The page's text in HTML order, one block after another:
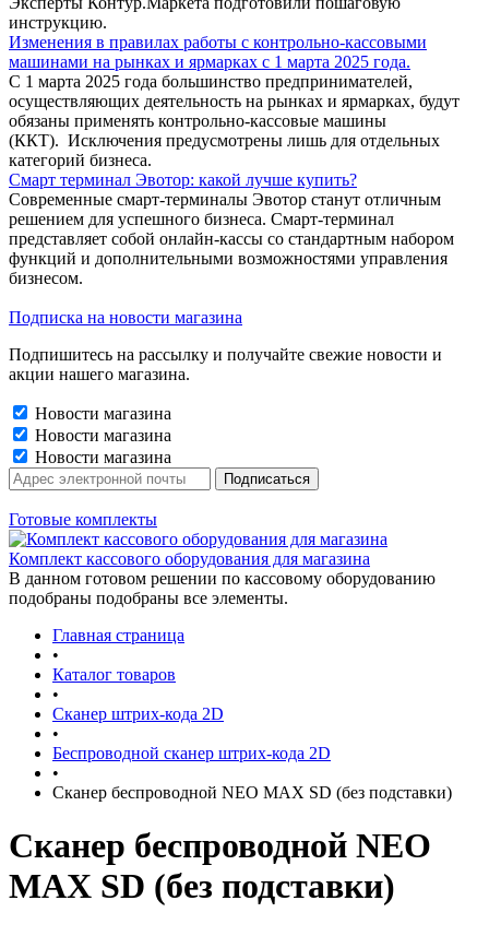
инструкцию.
Изменения в правилах работы с контрольно-кассовыми
машинами на рынках и ярмарках с 1 марта 2025 года.
С 1 марта 2025 года большинство предпринимателей,
осуществляющих деятельность на рынках и ярмарках, будут
обязаны применять контрольно-кассовые машины
(ККТ). Исключения предусмотрены лишь для отдельных
категорий бизнеса.
Смарт терминал Эвотор: какой лучше купить?
Современные смарт-терминалы Эвотор станут отличным
решением для успешного бизнеса. Смарт-терминал
представляет собой онлайн-кассы со стандартным набором
функций и дополнительными возможностями управления
бизнесом.
Подписка на новости магазина
Подпишитесь на рассылку и получайте свежие новости и
акции нашего магазина.
Новости магазина
Новости магазина
Новости магазина
Готовые комплекты
Комплект кассового оборудования для магазина
В данном готовом решении по кассовому оборудованию
подобраны подобраны все элементы.
Главная страница
•
Каталог товаров
•
Сканер штрих-кода 2D
•
Беспроводной сканер штрих-кода 2D
•
Сканер беспроводной NEO MAX SD (без подставки)
Сканер беспроводной NEO
MAX SD (без подставки)